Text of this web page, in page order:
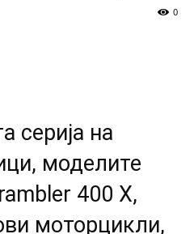
0
серија на
моделите
400 X,
моторцикли,